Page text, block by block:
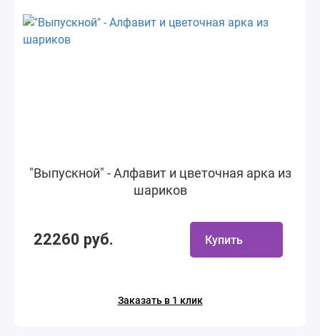
"Выпускной" - Алфавит и цветочная арка из
шариков
22260 руб. Купить
Заказать в 1 клик